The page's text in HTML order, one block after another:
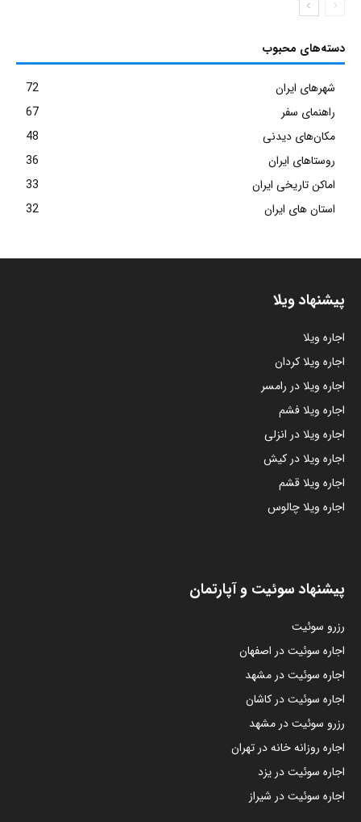
دسته‌های محبوب
شهرهای ایران
72
راهنمای سفر
67
مکان‌های دیدنی
48
روستاهای ایران
36
اماکن تاریخی ایران
33
استان های ایران
32
پیشنهاد ویلا
اجاره ویلا
اجاره ویلا کردان
اجاره ویلا در رامسر
اجاره ویلا فشم
اجاره ویلا در انزلی
اجاره ویلا در کیش
اجاره ویلا قشم
اجاره ویلا چالوس
پیشنهاد سوئیت و آپارتمان
رزرو سوئیت
اجاره سوئیت در اصفهان
اجاره سوئیت در مشهد
اجاره سوئیت در کاشان
رزرو سوئیت در مشهد
اجاره روزانه خانه در تهران
اجاره سوئیت در یزد
اجاره سوئیت در شیراز